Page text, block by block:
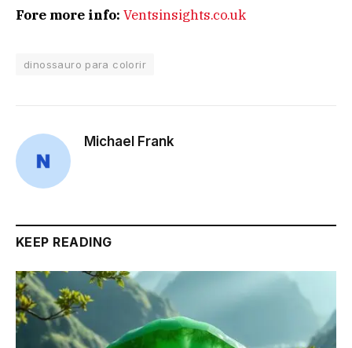
Fore more info: Ventsinsights.co.uk
dinossauro para colorir
Michael Frank
KEEP READING